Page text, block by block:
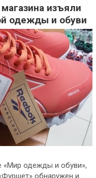
изъяли
одежды и обуви
«Мир одежды и обуви»,
обнаружен и